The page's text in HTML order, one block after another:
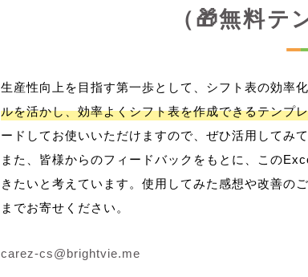
（🎁無料テ
生産性向上を目指す第一歩として、シフト表の効率
ルを活かし、効率よくシフト表を作成できるテンプ
ードしてお使いいただけますので、ぜひ活用してみて
また、皆様からのフィードバックをもとに、この
きたいと考えています。使用してみた感想や改善の
までお寄せください。
carez-cs@brightvie.me